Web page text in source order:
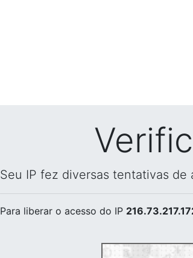
Seu IP fez diversas tentativas
Para liberar o acesso do IP